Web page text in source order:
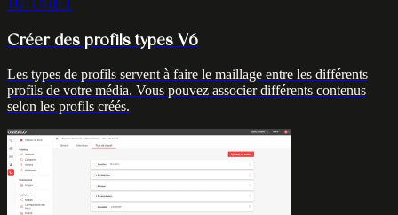
TUTORIEL
Créer des profils types V6
Les types de profils servent à faire le maillage entre les différents
profils de votre média. Vous pouvez associer différents contenus
selon les profils créés.